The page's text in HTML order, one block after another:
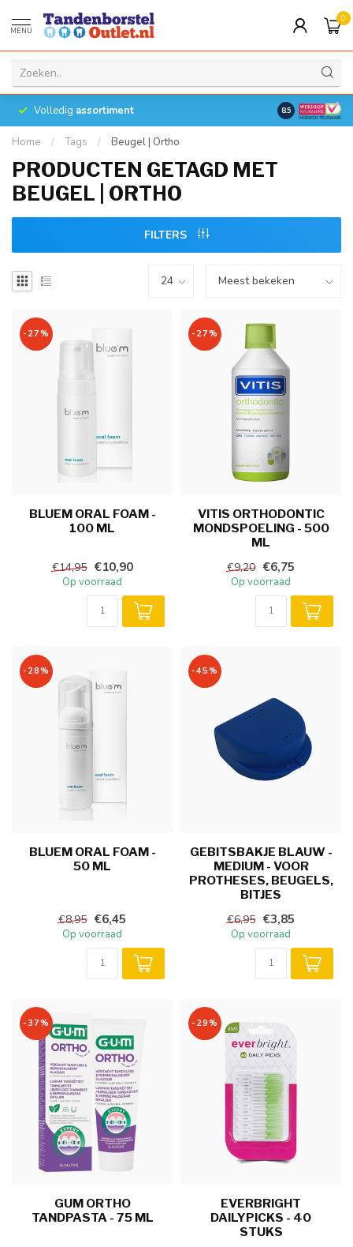
MENU
0
Volledig assortiment 8.5
Home / Tags / Beugel | Ortho
PRODUCTEN GETAGD MET
BEUGEL | ORTHO
FILTERS
-27%
BLUEM ORAL FOAM -
100 ML
€14,95 €10,90
Op voorraad
-27%
VITIS ORTHODONTIC
MONDSPOELING - 500
ML
€9,20 €6,75
Op voorraad
-28%
BLUEM ORAL FOAM -
50 ML
€8,95 €6,45
Op voorraad
-45%
GEBITSBAKJE BLAUW -
MEDIUM - VOOR
PROTHESES, BEUGELS,
BITJES
€6,95 €3,85
Op voorraad
-37%
GUM ORTHO
TANDPASTA - 75 ML
-29%
EVERBRIGHT
DAILYPICKS - 40
STUKS